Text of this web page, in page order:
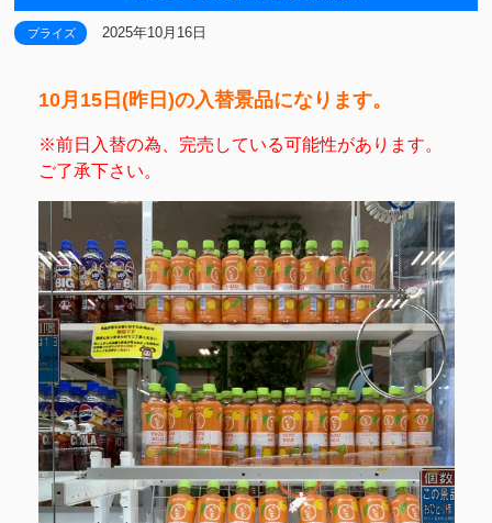
プライズ 2025年10月16日
10月15日(昨日)の入替景品になります。
※前日入替の為、完売している可能性があります。
ご了承下さい。